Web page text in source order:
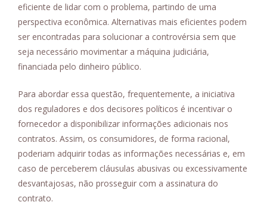
eficiente de lidar com o problema, partindo de uma
perspectiva econômica. Alternativas mais eficientes podem
ser encontradas para solucionar a controvérsia sem que
seja necessário movimentar a máquina judiciária,
financiada pelo dinheiro público.
Para abordar essa questão, frequentemente, a iniciativa
dos reguladores e dos decisores políticos é incentivar o
fornecedor a disponibilizar informações adicionais nos
contratos. Assim, os consumidores, de forma racional,
poderiam adquirir todas as informações necessárias e, em
caso de perceberem cláusulas abusivas ou excessivamente
desvantajosas, não prosseguir com a assinatura do
contrato.